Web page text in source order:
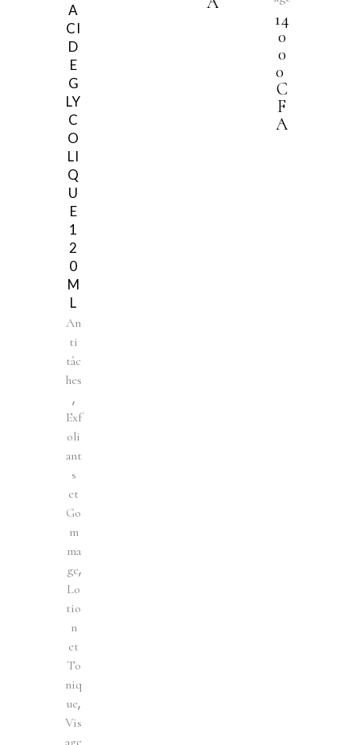
A
CI
D
E
G
LY
C
O
LI
Q
U
E
1
2
0
M
L
An
ti
tâc
hes
,
Exf
oli
ant
s
et
Go
m
ma
ge,
Lo
tio
n
et
To
niq
ue,
Vis
age
14
0
0
0
C
F
A